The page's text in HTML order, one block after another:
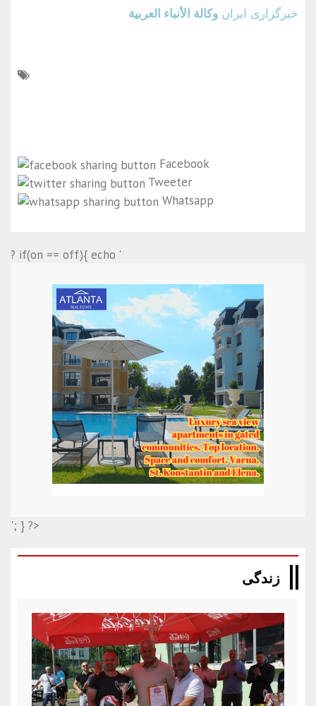
خبرگزاری ایران وكالة الأنباء العربية
Facebook
Tweeter
Whatsapp
? if(on == off){ echo '
'; } ?>
زندگی